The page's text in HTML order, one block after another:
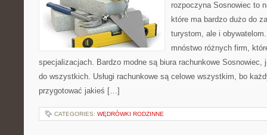
rozpoczyna Sosnowiec to
które ma bardzo dużo do
turystom, ale i
mnóstwo różnych firm,
specjalizacjach. Bardzo modne są biura rachunkowe Sosnowiec,
do wszystkich. Usługi rachunkowe są celowe wszystkim, bo
przygotować jakieś […]
CATEGORIES: WĘDRÓWKI RODZINNE